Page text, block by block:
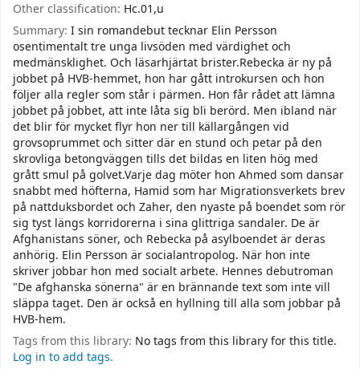
Other classification: Hc.01,u
Summary: I sin romandebut tecknar Elin Persson
osentimentalt tre unga livsöden med värdighet och
medmänsklighet. Och läsarhjärtat brister.Rebecka är ny på
jobbet på HVB-hemmet, hon har gått introkursen och hon
följer alla regler som står i pärmen. Hon får rådet att lämna
jobbet på jobbet, att inte låta sig bli berörd. Men ibland när
det blir för mycket flyr hon ner till källargången vid
grovsoprummet och sitter där en stund och petar på den
skrovliga betongväggen tills det bildas en liten hög med
grått smul på golvet.Varje dag möter hon Ahmed som dansar
snabbt med höfterna, Hamid som har Migrationsverkets brev
på nattduksbordet och Zaher, den nyaste på boendet som rör
sig tyst längs korridorerna i sina glittriga sandaler. De är
Afghanistans söner, och Rebecka på asylboendet är deras
anhörig. Elin Persson är socialantropolog. När hon inte
skriver jobbar hon med socialt arbete. Hennes debutroman
"De afghanska sönerna" är en brännande text som inte vill
släppa taget. Den är också en hyllning till alla som jobbar på
HVB-hem.
Tags from this library: No tags from this library for this title.
Log in to add tags.